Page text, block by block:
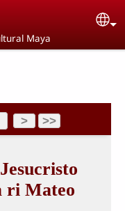
Maya